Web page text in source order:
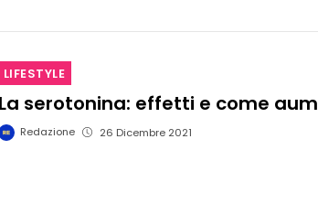
LIFESTYLE
La serotonina: effetti e come
Redazione 26 Dicembre 2021